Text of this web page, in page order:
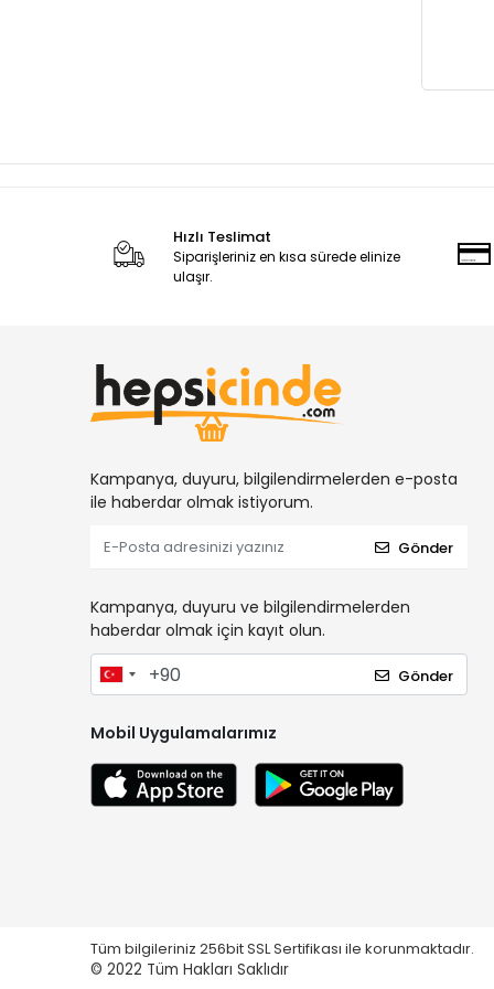
TECNO
Temsan
TORİN
Türkel
unocompressor
VIOLA VALENTE
WERKA
WOER
YamaPads
ZUPPER
Hızlı Teslimat
Siparişleriniz en kısa sürede elinize
ulaşır.
Kampanya, duyuru, bilgilendirmelerden e-posta
ile haberdar olmak istiyorum.
Gönder
Kampanya, duyuru ve bilgilendirmelerden
haberdar olmak için kayıt olun.
Gönder
Mobil Uygulamalarımız
Tüm bilgileriniz 256bit SSL Sertifikası ile korunmaktadır.
© 2022 Tüm Hakları Saklıdır